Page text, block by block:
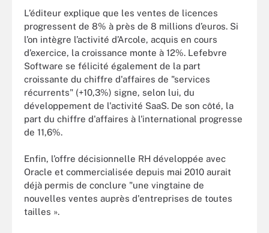
L’éditeur explique que les ventes de licences
progressent de 8% à près de 8 millions d’euros. Si
l’on intègre l’activité d’Arcole, acquis en cours
d’exercice, la croissance monte à 12%. Lefebvre
Software se félicité également de la part
croissante du chiffre d'affaires de "services
récurrents" (+10,3%) signe, selon lui, du
développement de l'activité SaaS. De son côté, la
part du chiffre d'affaires à l'international progresse
de 11,6%.
Enfin, l’offre décisionnelle RH développée avec
Oracle et commercialisée depuis mai 2010 aurait
déjà permis de conclure "une vingtaine de
nouvelles ventes auprès d'entreprises de toutes
tailles ».